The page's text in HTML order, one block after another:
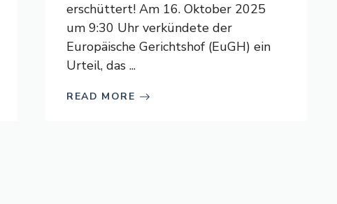
erschüttert! Am 16. Oktober 2025
um 9:30 Uhr verkündete der
Europäische Gerichtshof (EuGH) ein
Urteil, das ...
READ MORE